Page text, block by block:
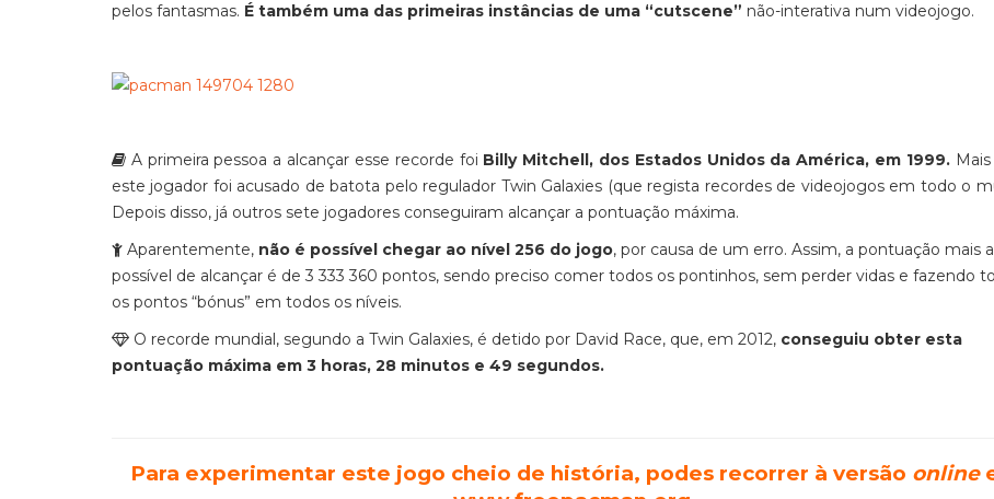
pelos fantasmas. É também uma das primeiras instâncias de uma “cutscene” não-interativa num videojogo.
A primeira pessoa a alcançar esse recorde foi Billy Mitchell, dos Estados Unidos da América, em 1999.Mais
este jogador foi acusado de batota pelo regulador Twin Galaxies (que regista recordes de videojogos em todo o
Depois disso, já outros sete jogadores conseguiram alcançar a pontuação máxima.
Aparentemente, não é possível chegar ao nível 256 do jogo, por causa de um erro. Assim, a pontuação mais
possível de alcançar é de 3 333 360 pontos, sendo preciso comer todos os pontinhos, sem perder vidas e fazendo
os pontos “bónus” em todos os níveis.
O recorde mundial, segundo a Twin Galaxies, é detido por David Race, que, em 2012, conseguiu obter esta
pontuação máxima em 3 horas, 28 minutos e 49 segundos.
Para experimentar este jogo cheio de história, podes recorrer à versão online